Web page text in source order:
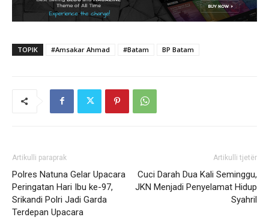
TOPIK #Amsakar Ahmad #Batam BP Batam
Artikulli paraprak
Polres Natuna Gelar Upacara
Peringatan Hari Ibu ke-97,
Srikandi Polri Jadi Garda
Terdepan Upacara
Artikulli tjetër
Cuci Darah Dua Kali Seminggu,
JKN Menjadi Penyelamat Hidup
Syahril